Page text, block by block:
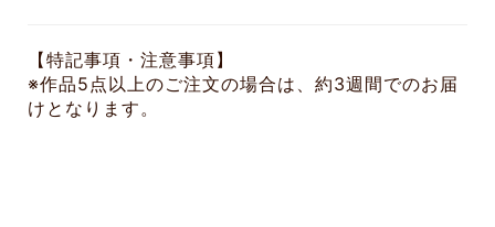
【特記事項・注意事項】
※作品5点以上のご注文の場合は、約3週間でのお届
けとなります。